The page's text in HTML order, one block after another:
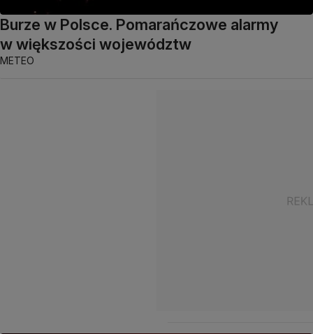
Burze w Polsce. Pomarańczowe alarmy
w większości województw
METEO